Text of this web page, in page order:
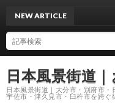
日本風景街道
日本風景街道｜大分市・別府市・
宇佐市・津久見市・臼杵市を跨ぐ
NEW ARTICLE